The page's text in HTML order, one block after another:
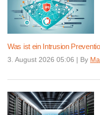
Was ist ein Intrusion
3. August 2026 05:06 | By